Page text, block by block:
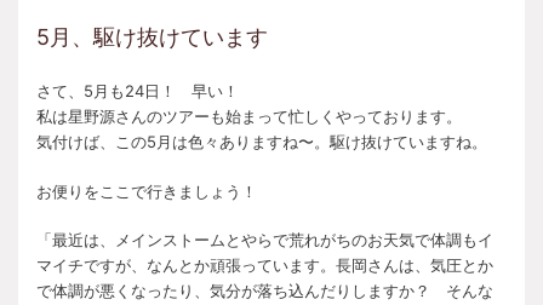
5月、駆け抜けています
さて、5月も24日！ 早い！
私は星野源さんのツアーも始まって忙しくやっております。
気付けば、この5月は色々ありますね〜。駆け抜けていますね。
お便りをここで行きましょう！
「最近は、メインストームとやらで荒れがちのお天気で体調もイ
マイチですが、なんとか頑張っています。長岡さんは、気圧とか
で体調が悪くなったり、気分が落ち込んだりしますか？ そんな